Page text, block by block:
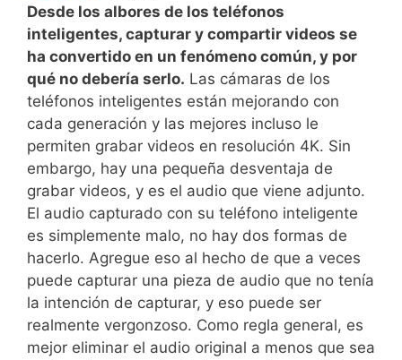
Desde los albores de los teléfonos
inteligentes, capturar y compartir videos se
ha convertido en un fenómeno común, y por
qué no debería serlo. Las cámaras de los
teléfonos inteligentes están mejorando con
cada generación y las mejores incluso le
permiten grabar videos en resolución 4K. Sin
embargo, hay una pequeña desventaja de
grabar videos, y es el audio que viene adjunto.
El audio capturado con su teléfono inteligente
es simplemente malo, no hay dos formas de
hacerlo. Agregue eso al hecho de que a veces
puede capturar una pieza de audio que no tenía
la intención de capturar, y eso puede ser
realmente vergonzoso. Como regla general, es
mejor eliminar el audio original a menos que sea